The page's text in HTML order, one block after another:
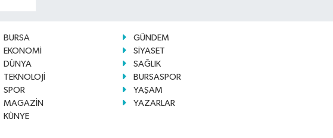
BURSA
GÜNDEM
EKONOMİ
SİYASET
DÜNYA
SAĞLIK
TEKNOLOJİ
BURSASPOR
SPOR
YAŞAM
MAGAZİN
YAZARLAR
KÜNYE